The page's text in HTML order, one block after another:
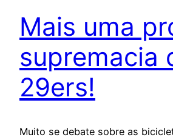
Mais uma
supremacia
29ers!
Muito se debate sobre as